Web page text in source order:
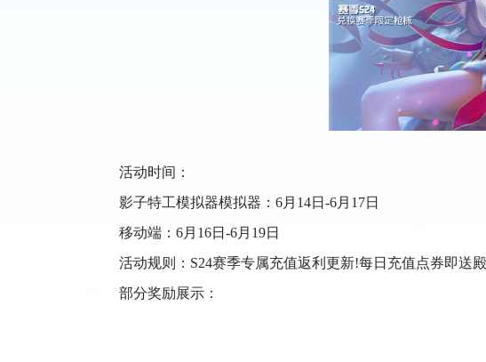
活动时间：
影子特工模拟器模拟器：6月14日-6月17日
移动端：6月16日-6月19日
活动规则：S24赛季专属充值返利更新!每日充值点券即送
部分奖励展示：